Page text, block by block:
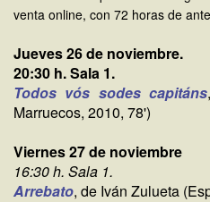
venta online, con 72 horas de
Jueves 26 de noviembre.
20:30 h. Sala 1.
Todos vós sodes capitáns
Marruecos, 2010, 78')
Viernes 27 de noviembre
16:30 h. Sala 1.
Arrebato, de Iván Zulueta